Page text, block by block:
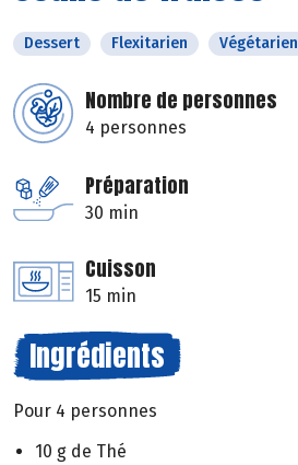
Dessert Flexitarien Végétarien
Nombre de personnes
4 personnes
Préparation
30 min
Cuisson
15 min
Ingrédients
Pour 4 personnes
10 g de Thé